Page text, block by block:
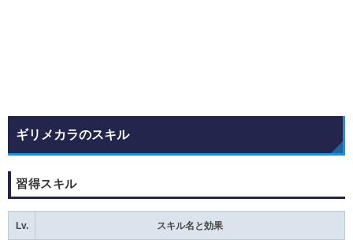
ギリメカラのスキル
習得スキル
Lv. スキル名と効果